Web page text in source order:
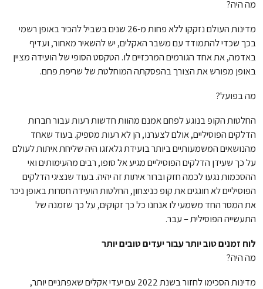
מה היה?
מדינות העולם נזקקו ללא פחות מ-26 שנים בשביל להכיר באופן רשמי
בכך שכדי להתמודד עם משבר האקלים, יש להשאיר מאחור, ועדיף
באדמה, את אחד הגורמים המרכזיים לו. הטקסט הסופי של הועידה מציין
באופן מפורש את הצורך בהפסקתה המוחלטת של שריפת פחם.
מה בפועל?
החלטות הקופ בנוגע לפחם אמנם מהוות חדשות רעות עבור חברות
הדלקים הפוסיליים, אולם לצערנו, הן לא רעות מספיק. בעוד שאחד
מהנושאים המשמעותיים ביותר בועידת גלאזגו היה שליחת איתות לעולם
על כך שעידן הדלקים הפוסיליים מגיע אל סופו, רבים מהעימותים ואי
ההסכמות נגעו לכמה חזק וברור איתות זה יהיה. בעוד שנציגי הדלקים
הפוסיליים לא חוגגים את קופ כניצחון, החלטות הועידה חסרות באופן ניכר
את המסר החד משמעי לו אנחנו כל כך זקוקים, על כך שזמנה של
התעשייה הפוסילית – עבר.
לוח זמנים טוב יותר עבור יעדים טובים יותר
מה היה?
מדינות הסכימו לחזור בשנת 2022 עם יעדי אקלים שאפתניים יותר,